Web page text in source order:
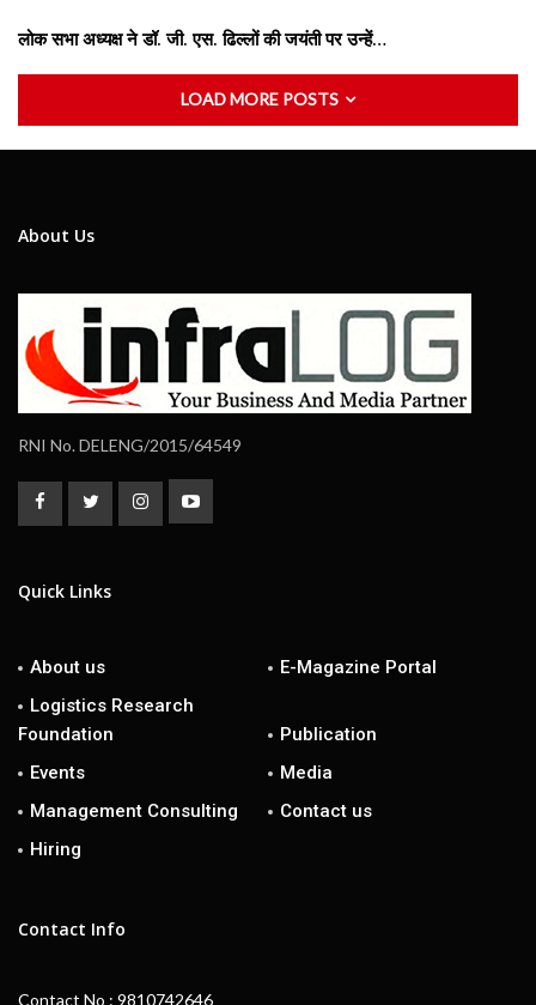
लोक सभा अध्यक्ष ने डॉ. जी. एस. ढिल्लों की जयंती पर उन्हें…
LOAD MORE POSTS
About Us
RNI No. DELENG/2015/64549
Quick Links
About us
E-Magazine Portal
Logistics Research
Foundation
Publication
Events
Media
Management Consulting
Contact us
Hiring
Contact Info
Contact No : 9810742646